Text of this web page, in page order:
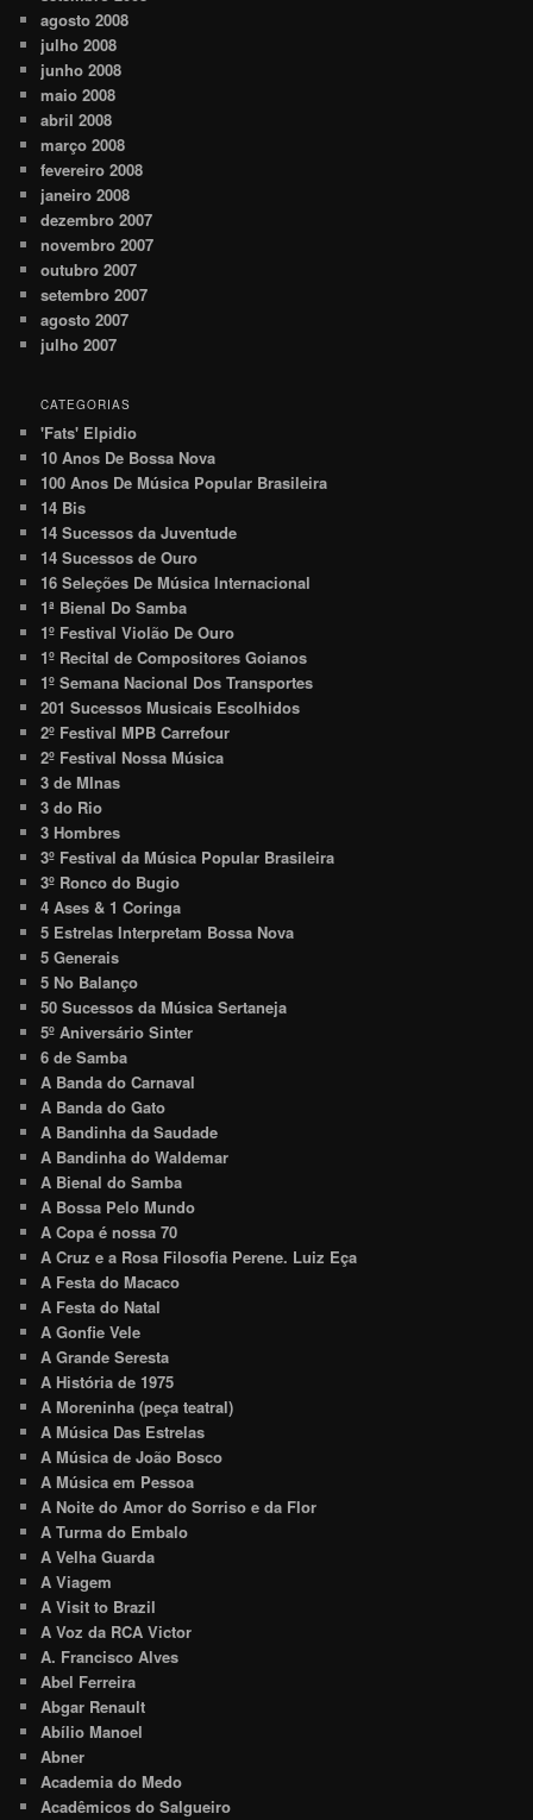
agosto 2008
julho 2008
junho 2008
maio 2008
abril 2008
março 2008
fevereiro 2008
janeiro 2008
dezembro 2007
novembro 2007
outubro 2007
setembro 2007
agosto 2007
julho 2007
CATEGORIAS
'Fats' Elpidio
10 Anos De Bossa Nova
100 Anos De Música Popular Brasileira
14 Bis
14 Sucessos da Juventude
14 Sucessos de Ouro
16 Seleções De Música Internacional
1ª Bienal Do Samba
1º Festival Violão De Ouro
1º Recital de Compositores Goianos
1º Semana Nacional Dos Transportes
201 Sucessos Musicais Escolhidos
2º Festival MPB Carrefour
2º Festival Nossa Música
3 de MInas
3 do Rio
3 Hombres
3º Festival da Música Popular Brasileira
3º Ronco do Bugio
4 Ases & 1 Coringa
5 Estrelas Interpretam Bossa Nova
5 Generais
5 No Balanço
50 Sucessos da Música Sertaneja
5º Aniversário Sinter
6 de Samba
A Banda do Carnaval
A Banda do Gato
A Bandinha da Saudade
A Bandinha do Waldemar
A Bienal do Samba
A Bossa Pelo Mundo
A Copa é nossa 70
A Cruz e a Rosa Filosofia Perene. Luiz Eça
A Festa do Macaco
A Festa do Natal
A Gonfie Vele
A Grande Seresta
A História de 1975
A Moreninha (peça teatral)
A Música Das Estrelas
A Música de João Bosco
A Música em Pessoa
A Noite do Amor do Sorriso e da Flor
A Turma do Embalo
A Velha Guarda
A Viagem
A Visit to Brazil
A Voz da RCA Victor
A. Francisco Alves
Abel Ferreira
Abgar Renault
Abílio Manoel
Abner
Academia do Medo
Acadêmicos do Salgueiro